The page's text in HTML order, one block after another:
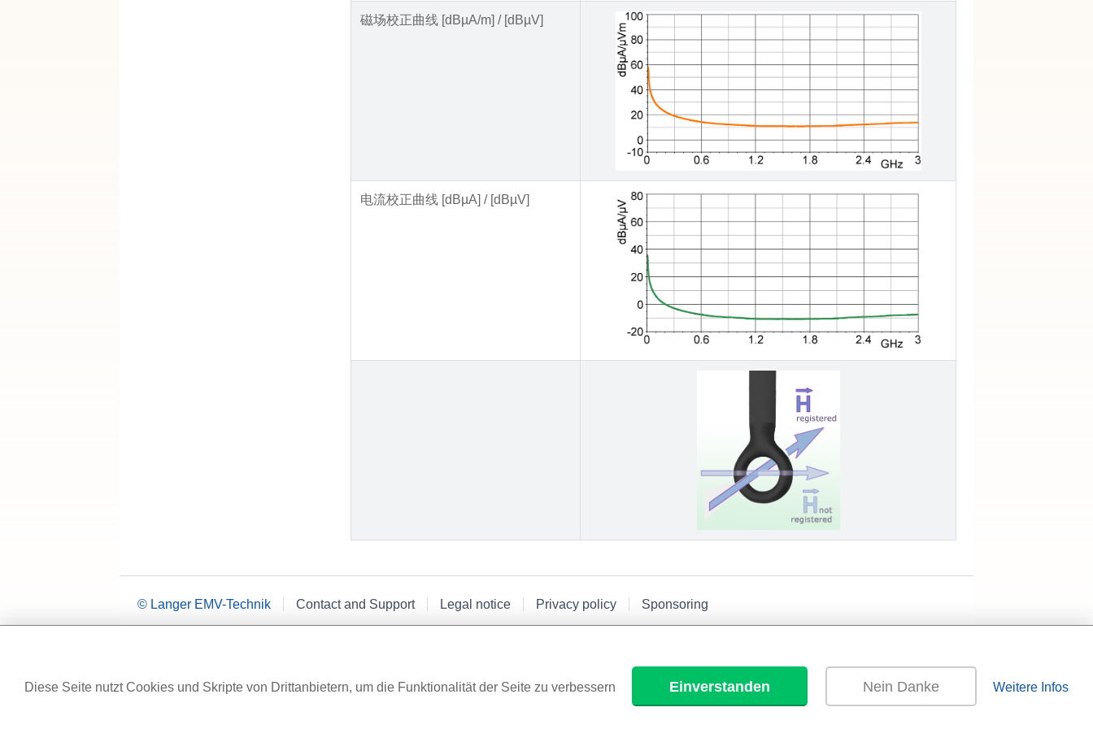
磁场校正曲线 [dBµA/m] / [dBµV]
电流校正曲线 [dBµA] / [dBµV]
© Langer EMV-Technik Contact and Support Legal notice Privacy policy Sponsoring
Diese Seite nutzt Cookies und Skripte von Drittanbietern, um die Funktionalität der Seite zu verbessern Einverstanden Nein Danke Weitere Infos